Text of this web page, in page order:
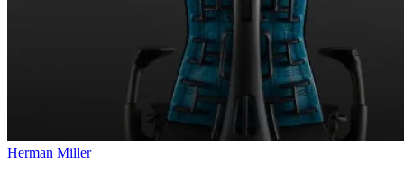
Herman Miller